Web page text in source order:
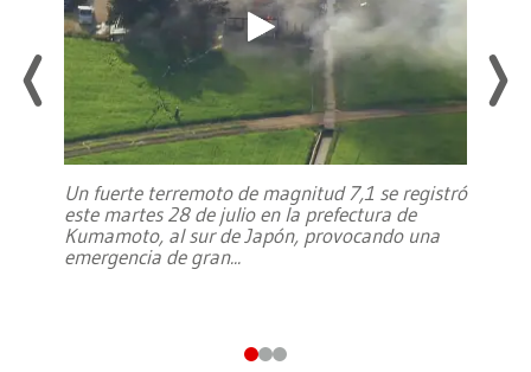
Un fuerte terremoto de magnitud 7,1 se registró
este martes 28 de julio en la prefectura de
Kumamoto, al sur de Japón, provocando una
emergencia de gran...